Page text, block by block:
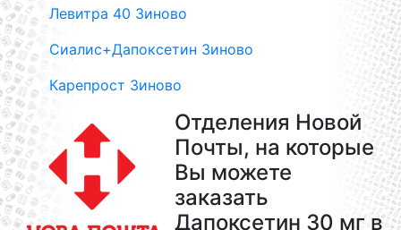
Левитра 40 Зиново
Сиалис+Дапоксетин Зиново
Карепрост Зиново
Отделения Новой
Почты, на которые
Вы можете
заказать
Дапоксетин 30 мг в